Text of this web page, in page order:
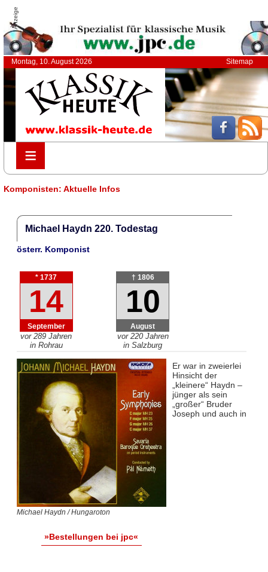
Anzeige
Montag, 10. August 2026 Sitemap
≡
≡
Komponisten: Aktuelle Infos
Michael Haydn 220. Todestag
österr. Komponist
* 1737
14
September
vor 289 Jahren
in Rohrau
† 1806
10
August
vor 220 Jahren
in Salzburg
Michael Haydn / Hungaroton
»Bestellungen bei jpc«
Er war in zweierlei
Hinsicht der
„kleinere“ Haydn –
jünger als sein
„großer“ Bruder
Joseph und auch in